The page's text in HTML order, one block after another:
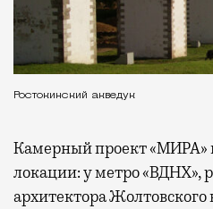
Ростокинский акведук
Камерный проект «МИРА»
локации: у метро «ВДНХ»,
архитектора Жолтовского